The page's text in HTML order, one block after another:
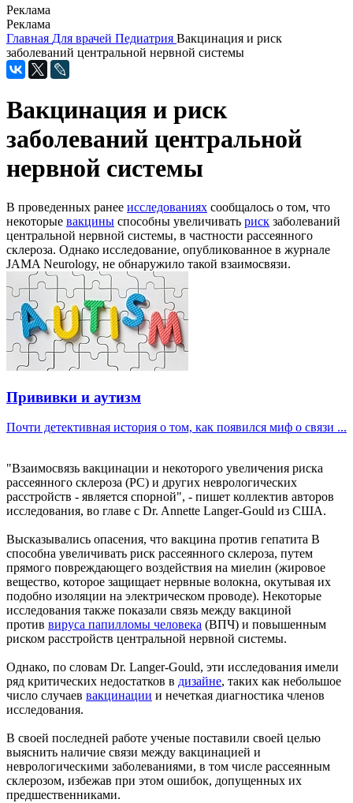
Реклама
Реклама
Главная Для врачей Педиатрия Вакцинация и риск
заболеваний центральной нервной системы
Вакцинация и риск
заболеваний центральной
нервной системы
В проведенных ранее исследованиях сообщалось о том, что
некоторые вакцины способны увеличивать риск заболеваний
центральной нервной системы, в частности рассеянного
склероза. Однако исследование, опубликованное в журнале
JAMA Neurology, не обнаружило такой взаимосвязи.
Прививки и аутизм
Почти детективная история о том, как появился миф о связи ...
"Взаимосвязь вакцинации и некоторого увеличения риска
рассеянного склероза (РС) и других неврологических
расстройств - является спорной", - пишет коллектив авторов
исследования, во главе с Dr. Annette Langer-Gould из США.
Высказывались опасения, что вакцина против гепатита В
способна увеличивать риск рассеянного склероза, путем
прямого повреждающего воздействия на миелин (жировое
вещество, которое защищает нервные волокна, окутывая их
подобно изоляции на электрическом проводе). Некоторые
исследования также показали связь между вакциной
против вируса папилломы человека (ВПЧ) и повышенным
риском расстройств центральной нервной системы.
Однако, по словам Dr. Langer-Gould, эти исследования имели
ряд критических недостатков в дизайне, таких как небольшое
число случаев вакцинации и нечеткая диагностика членов
исследования.
В своей последней работе ученые поставили своей целью
выяснить наличие связи между вакцинацией и
неврологическими заболеваниями, в том числе рассеянным
склерозом, избежав при этом ошибок, допущенных их
предшественниками.